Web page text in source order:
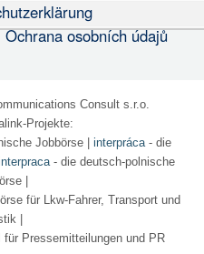
Ochrana osobních údajů
Consult s.r.o.
Projekte:
Jobbörse| interpráca- die
- die deutsch-polnische
|
für Lkw-Fahrer, Transport und
|
Pressemitteilungen und PR